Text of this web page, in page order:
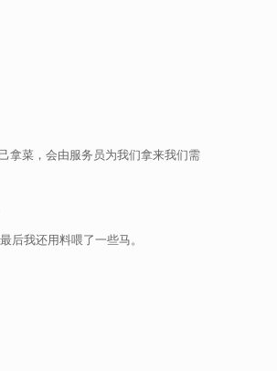
拿菜，会由服务员为我们拿来我们需
我还用料喂了一些马。